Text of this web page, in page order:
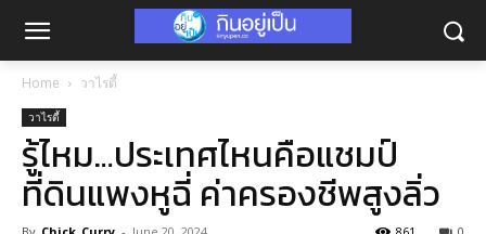
Home วาไรตี้
วาไรตี้
รู้ไหม…ประเทศไหนคือแชมป์
ที่ดินแพงหูฉี่ ค่าครองชีพสูงลิ่ว